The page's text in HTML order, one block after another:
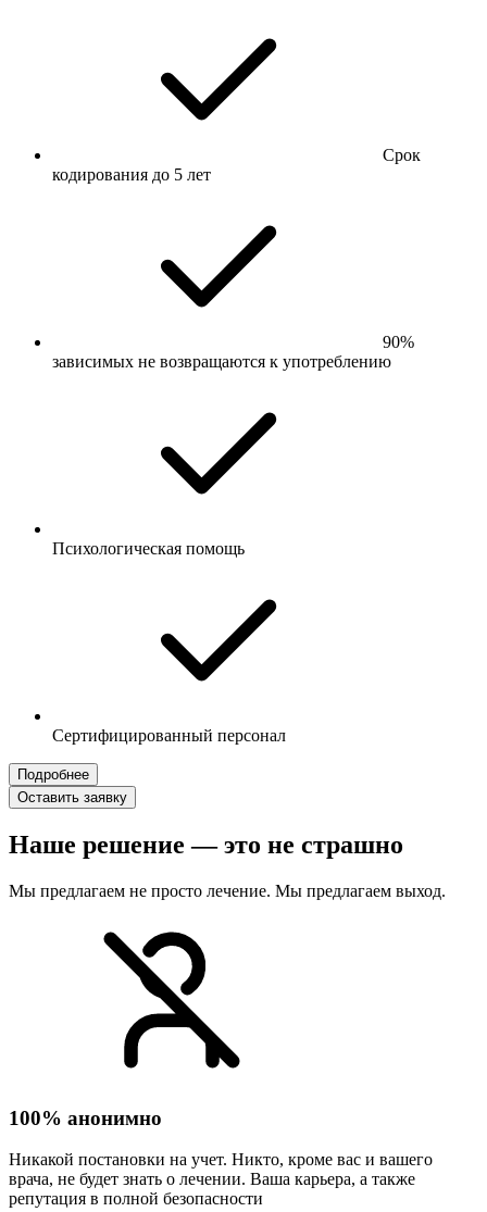
Срок
кодирования до 5 лет
90%
зависимых не возвращаются к употреблению
Психологическая помощь
Сертифицированный персонал
Подробнее
Оставить заявку
Наше решение — это не страшно
Мы предлагаем не просто лечение. Мы предлагаем выход.
100% анонимно
Никакой постановки на учет. Никто, кроме вас и вашего
врача, не будет знать о лечении. Ваша карьера, а также
репутация в полной безопасности